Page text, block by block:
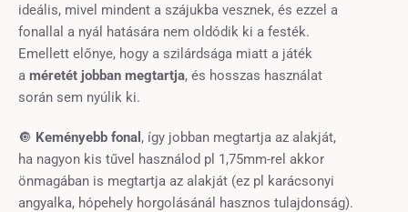
ideális, mivel mindent a szájukba vesznek, és ezzel a
fonallal a nyál hatására nem oldódik ki a festék.
Emellett előnye, hogy a szilárdsága miatt a játék
a méretét jobban megtartja, és hosszas használat
során sem nyúlik ki.
🔘 Keményebb fonal , így jobban megtartja az alakját,
ha nagyon kis tűvel használod pl 1,75mm-rel akkor
önmagában is megtartja az alakját (ez pl karácsonyi
angyalka, hópehely horgolásánál hasznos tulajdonság).